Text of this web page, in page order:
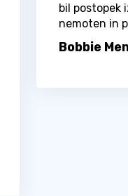
bil postopek
nemoten in
Bobbie